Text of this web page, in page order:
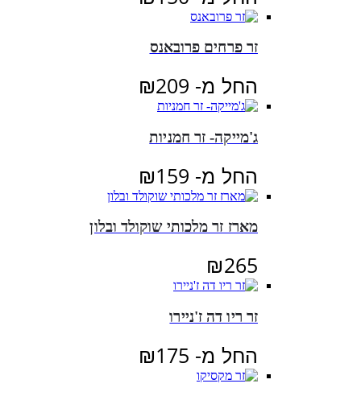
זר פרחים פרובאנס
החל מ- ₪209
ג'מייקה- זר חמניות
החל מ- ₪159
מארז זר מלכותי שוקולד ובלון
₪265
זר ריו דה ז'ניירו
החל מ- ₪175